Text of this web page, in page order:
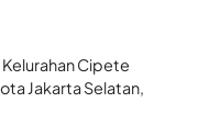
Kelurahan Cipete
Jakarta Selatan,